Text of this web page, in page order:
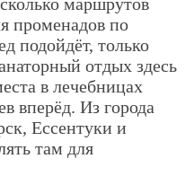
променадов по
подойдёт, только
отдых здесь
в лечебницах
вперёд. Из города
Ессентуки и
там для